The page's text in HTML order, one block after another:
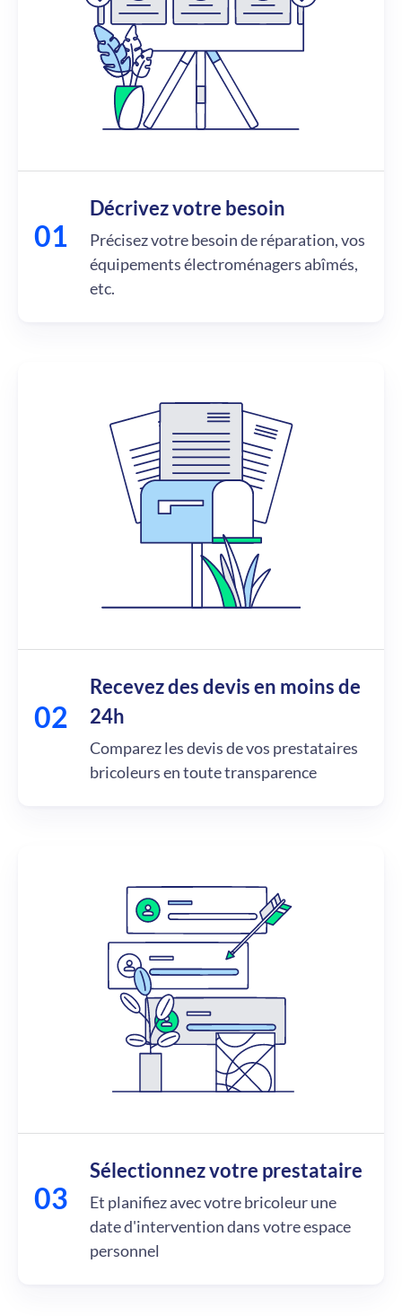
Décrivez votre besoin
Précisez votre besoin de réparation, vos
équipements électroménagers abîmés,
etc.
Recevez des devis en moins de
24h
Comparez les devis de vos prestataires
bricoleurs en toute transparence
Sélectionnez votre prestataire
Et planifiez avec votre bricoleur une
date d'intervention dans votre espace
personnel